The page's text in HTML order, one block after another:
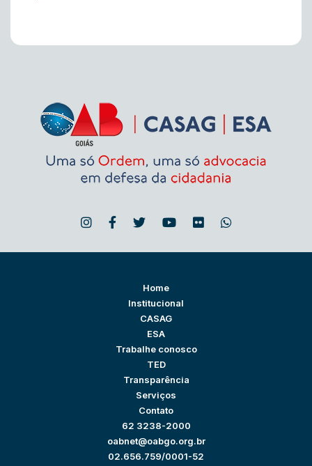
Home
Institucional
CASAG
ESA
Trabalhe conosco
TED
Transparência
Serviços
Contato
62 3238-2000
oabnet@oabgo.org.br
02.656.759/0001-52